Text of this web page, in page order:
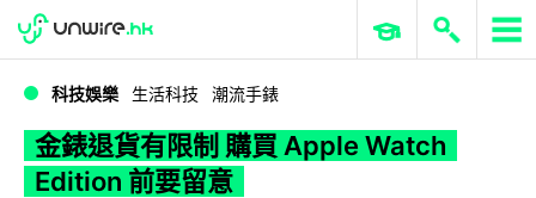
WWDC 2026 ERP 與商業 AI
科技娛樂 生活科技 潮流手錶
金錶退貨有限制 購買 Apple Watch
Edition 前要留意